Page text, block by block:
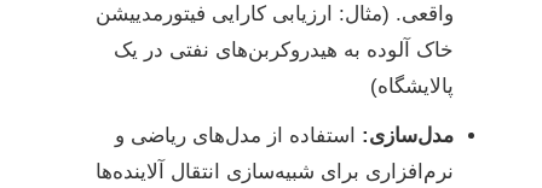
واقعی. (مثال: ارزیابی کارایی فیتورمدییشن
خاک آلوده به هیدروکربن‌های نفتی در یک
پالایشگاه)
مدل‌سازی: استفاده از مدل‌های ریاضی و
نرم‌افزاری برای شبیه‌سازی انتقال آلاینده‌ها